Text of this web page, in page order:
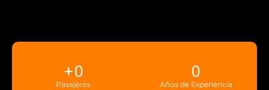
Pasajeros
+0
Años de Experiencia
0